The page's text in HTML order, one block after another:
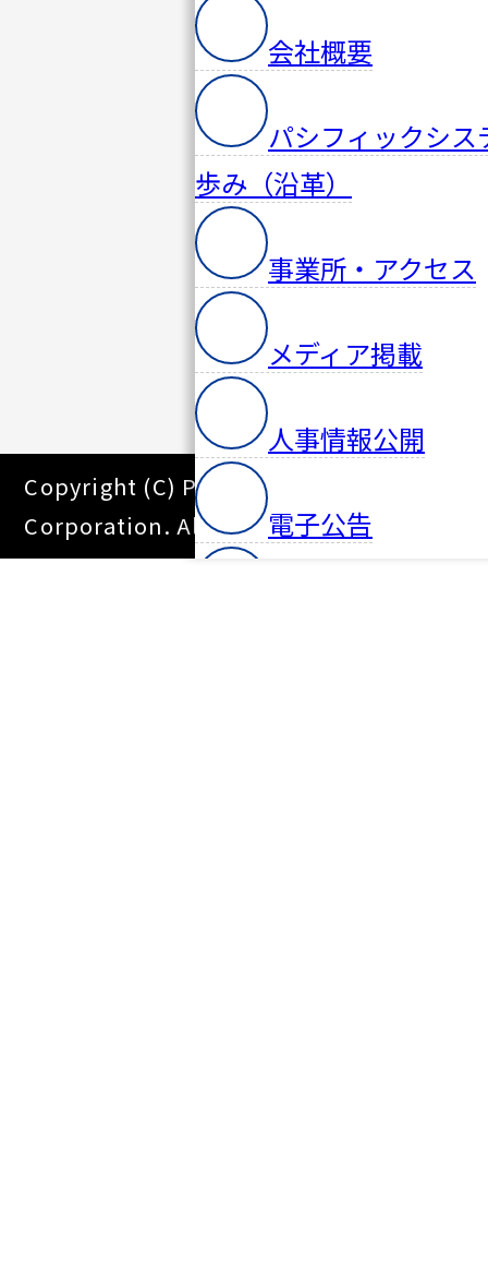
会社概要
パシフィックシス
歩み（沿革）
事業所・アクセス
メディア掲載
人事情報公開
電子公告
Copyright (C) Pacific Systems
Corporation. All Right Reserved.